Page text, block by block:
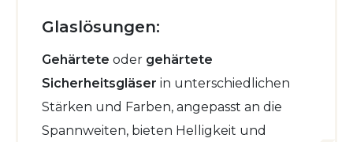
Glaslösungen:
Gehärtete oder gehärtete
Sicherheitsgläser in unterschiedlichen
Stärken und Farben, angepasst an die
Spannweiten, bieten Helligkeit und